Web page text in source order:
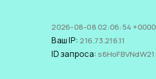
2026-08-08 02:06:54 +0000
Ваш IP:216.73.216.11
ID запроса:s6HoFBVNdW21